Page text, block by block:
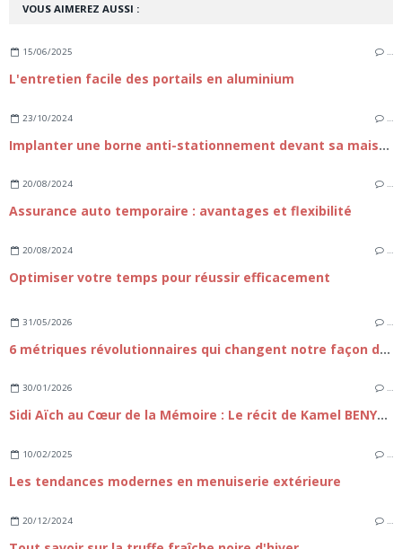
VOUS AIMEREZ AUSSI :
15/06/2025 …
L'entretien facile des portails en aluminium
23/10/2024 …
Implanter une borne anti-stationnement devant sa maison
20/08/2024 …
Assurance auto temporaire : avantages et flexibilité
20/08/2024 …
Optimiser votre temps pour réussir efficacement
31/05/2026 …
6 métriques révolutionnaires qui changent notre façon de prédire les résultats sportifs
30/01/2026 …
Sidi Aïch au Cœur de la Mémoire : Le récit de Kamel BENYAA et la résilience de l'Algérie
10/02/2025 …
Les tendances modernes en menuiserie extérieure
20/12/2024